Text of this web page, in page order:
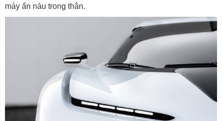
máy ẩn náu trong thân.